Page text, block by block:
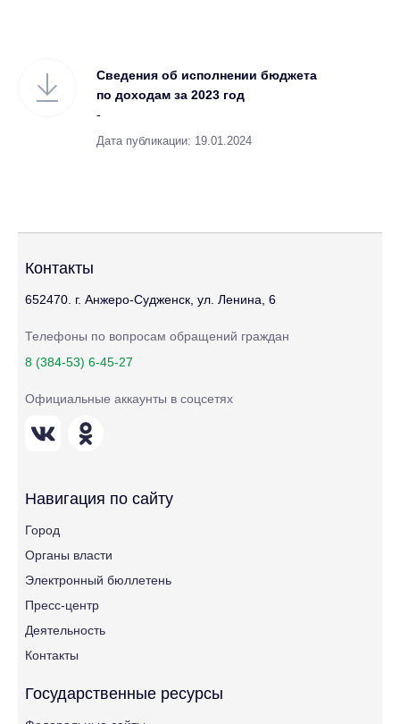
Сведения об исполнении бюджета
по доходам за 2023 год
-
Дата публикации: 19.01.2024
Контакты
652470. г. Анжеро-Судженск, ул. Ленина, 6
Телефоны по вопросам обращений граждан
8 (384-53) 6-45-27
Официальные аккаунты в соцсетях
Навигация по сайту
Город
Органы власти
Электронный бюллетень
Пресс-центр
Деятельность
Контакты
Государственные ресурсы